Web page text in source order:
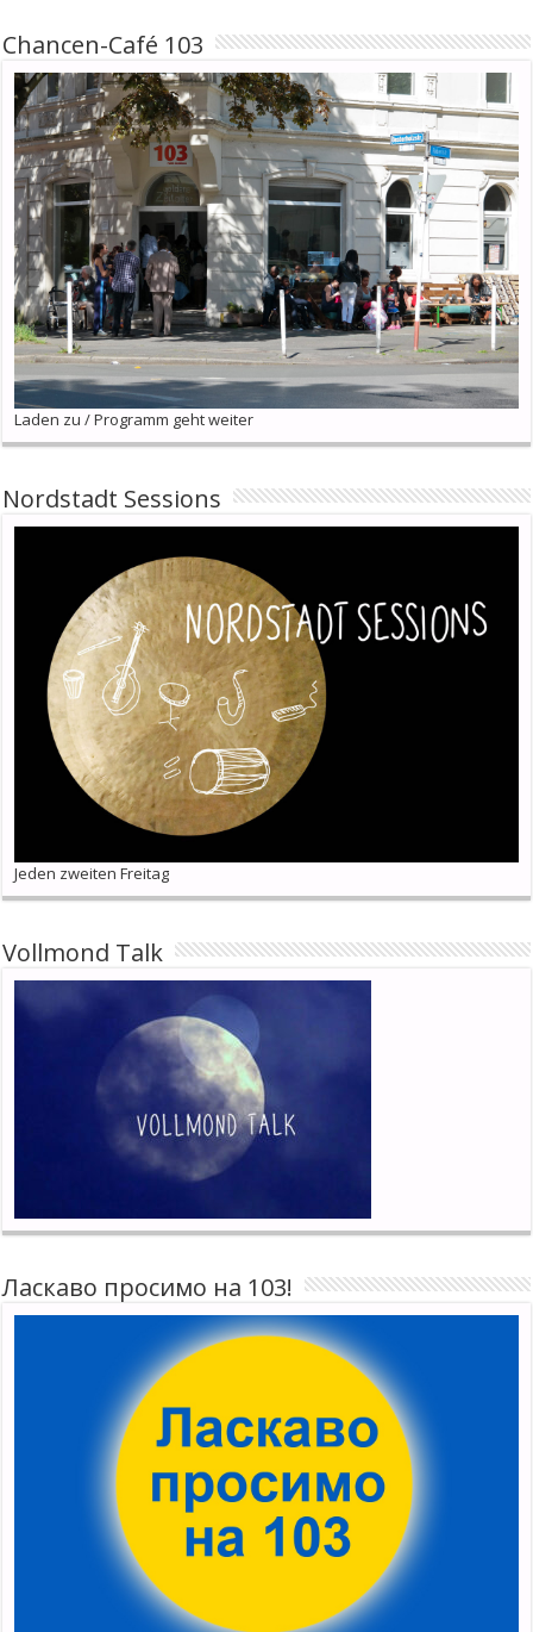
Chancen-Café 103
Laden zu / Programm geht weiter
Nordstadt Sessions
Jeden zweiten Freitag
Vollmond Talk
Ласкаво просимо на 103!